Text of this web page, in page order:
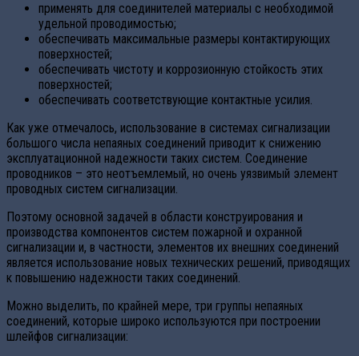
применять для соединителей материалы с необходимой
удельной проводимостью;
обеспечивать максимальные размеры контактирующих
поверхностей;
обеспечивать чистоту и коррозионную стойкость этих
поверхностей;
обеспечивать соответствующие контактные усилия.
Как уже отмечалось, использование в системах сигнализации
большого числа непаяных соединений приводит к снижению
эксплуатационной надежности таких систем. Соединение
проводников – это неотъемлемый, но очень уязвимый элемент
проводных систем сигнализации.
Поэтому основной задачей в области конструирования и
производства компонентов систем пожарной и охранной
сигнализации и, в частности, элементов их внешних соединений
является использование новых технических решений, приводящих
к повышению надежности таких соединений.
Можно выделить, по крайней мере, три группы непаяных
соединений, которые широко используются при построении
шлейфов сигнализации: